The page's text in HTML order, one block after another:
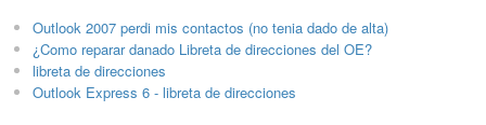
Outlook 2007 perdi mis contactos (no tenia dado de alta)
¿Como reparar danado Libreta de direcciones del OE?
libreta de direcciones
Outlook Express 6 - libreta de direcciones